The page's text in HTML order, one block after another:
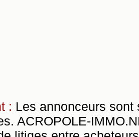
: Les annonceurs
ACROPOLE-